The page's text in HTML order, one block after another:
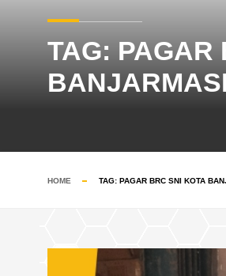
TAG: PAGAR
HOME TAG: PAGAR BRC SNI KOTA